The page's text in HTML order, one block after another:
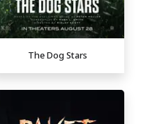
The Dog Stars